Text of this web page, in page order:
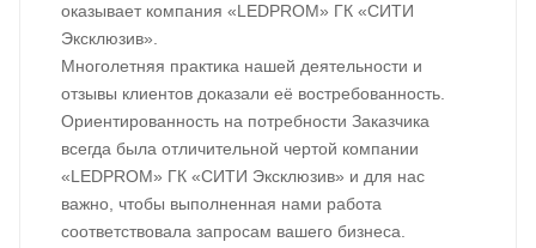
оказывает компания «LEDPROM» ГК «СИТИ
Эксклюзив».
Многолетняя практика нашей деятельности и
отзывы клиентов доказали её востребованность.
Ориентированность на потребности Заказчика
всегда была отличительной чертой компании
«LEDPROM» ГК «СИТИ Эксклюзив» и для нас
важно, чтобы выполненная нами работа
соответствовала запросам вашего бизнеса.